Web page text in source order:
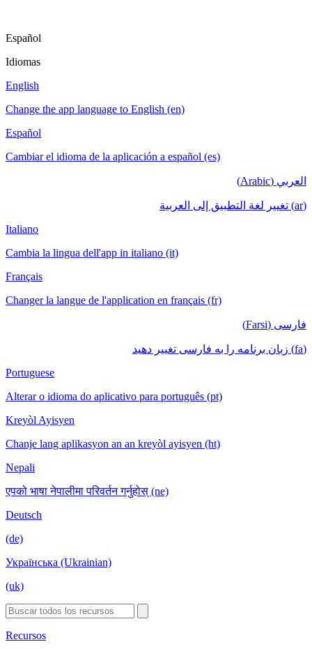
Español
Idiomas
English
Change the app language to English (en)
Español
Cambiar el idioma de la aplicación a español (es)
العربي (Arabic)
(ar) تغيير لغة التطبيق إلى العربية
Italiano
Cambia la lingua dell'app in italiano (it)
Français
Changer la langue de l'application en français (fr)
فارسی (Farsi)
(fa) زبان برنامه را به فارسی تغییر دهید
Portuguese
Alterar o idioma do aplicativo para português (pt)
Kreyòl Ayisyen
Chanje lang aplikasyon an an kreyòl ayisyen (ht)
Nepali
एपको भाषा नेपालीमा परिवर्तन गर्नुहोस् (ne)
Deutsch
(de)
Українська (Ukrainian)
(uk)
Recursos